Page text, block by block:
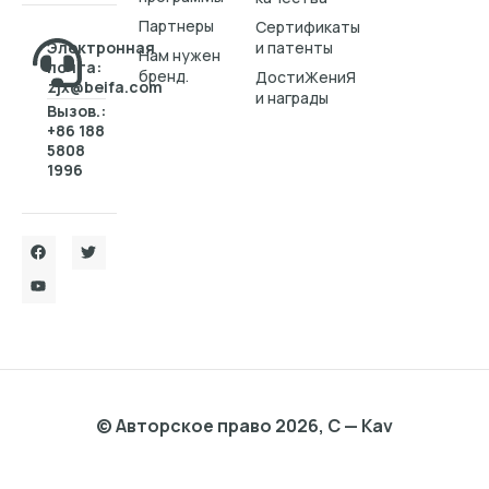
Электронная
почта:
zjx@beifa.com
Вызов.:
+86 188
5808
1996
Партнеры
Нам нужен
бренд.
Cертификаты
и патенты
ДостиЖениЯ
и награды
© Авторское право 2026, C — Kav